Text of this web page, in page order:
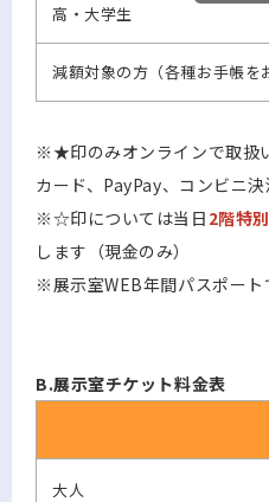
高・大学生
減額対象の方（各種お手帳を
※★印のみオンラインで取扱
カード、PayPay、コンビニ決
※☆印については当日 2階特
します（現金のみ）
※展示室WEB年間パスポート
B.展示室チケット料金表
大人